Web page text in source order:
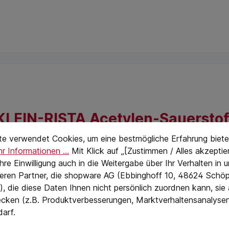
RISTA Acetylen-
Arbeitsstellen - Verschleißteile aus Teflon - Düsen
verwendet Cookies, um eine bestmögliche Erfahrung
Informationen ... Mit Klick auf „[Zustimmen / Alles
Einwilligung auch in die Weitergabe über Ihr Verhalten in
Partner, die shopware AG (Ebbinghoff 10, 48624
die diese Daten Ihnen nicht persönlich zuordnen kann, sie
(z.B. Produktverbesserungen,